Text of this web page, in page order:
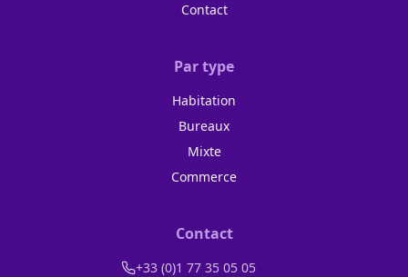
Contact
Par type
Habitation
Bureaux
Mixte
Commerce
Contact
+33 (0)1 77 35 05 05